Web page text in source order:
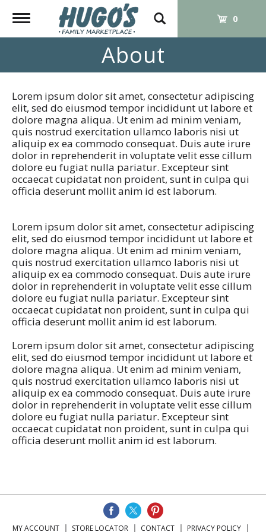
Toggle
navigation
0
About
Lorem ipsum dolor sit amet, consectetur adipiscing
elit, sed do eiusmod tempor incididunt ut labore et
dolore magna aliqua. Ut enim ad minim veniam,
quis nostrud exercitation ullamco laboris nisi ut
aliquip ex ea commodo consequat. Duis aute irure
dolor in reprehenderit in voluptate velit esse cillum
dolore eu fugiat nulla pariatur. Excepteur sint
occaecat cupidatat non proident, sunt in culpa qui
officia deserunt mollit anim id est laborum.
Lorem ipsum dolor sit amet, consectetur adipiscing
elit, sed do eiusmod tempor incididunt ut labore et
dolore magna aliqua. Ut enim ad minim veniam,
quis nostrud exercitation ullamco laboris nisi ut
aliquip ex ea commodo consequat. Duis aute irure
dolor in reprehenderit in voluptate velit esse cillum
dolore eu fugiat nulla pariatur. Excepteur sint
occaecat cupidatat non proident, sunt in culpa qui
officia deserunt mollit anim id est laborum.
Lorem ipsum dolor sit amet, consectetur adipiscing
elit, sed do eiusmod tempor incididunt ut labore et
dolore magna aliqua. Ut enim ad minim veniam,
quis nostrud exercitation ullamco laboris nisi ut
aliquip ex ea commodo consequat. Duis aute irure
dolor in reprehenderit in voluptate velit esse cillum
dolore eu fugiat nulla pariatur. Excepteur sint
occaecat cupidatat non proident, sunt in culpa qui
officia deserunt mollit anim id est laborum.
MY ACCOUNT STORE LOCATOR CONTACT PRIVACY POLICY